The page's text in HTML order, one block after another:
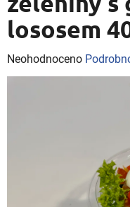
lososem
Průměrné
hodnocení
Neohodnoceno